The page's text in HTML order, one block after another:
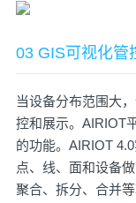
03 GIS可视化管
当设备分布范围大
控和展示。AIRIOT
的功能。AIRIOT
点、线、面和设备
聚合、拆分、合并等